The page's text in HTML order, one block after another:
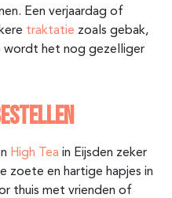
Een verjaardag of
traktatie zoals gebak,
wordt het nog gezelliger
High Tea in Eijsden zeker
zoete en hartige hapjes in
thuis met vrienden of